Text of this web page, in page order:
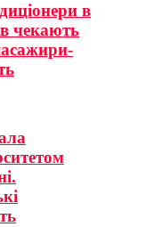
в
чекають